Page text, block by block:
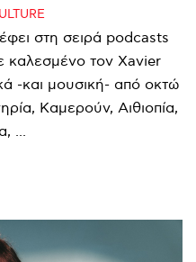
στη σειρά podcasts
καλεσμένο τον Xavier
-και μουσική- από οκτώ
Καμερούν, Αιθιοπία,
...